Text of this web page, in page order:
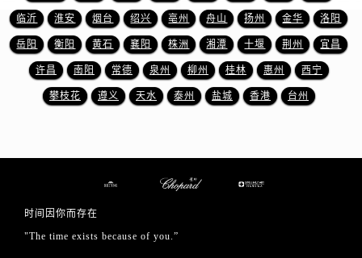
山东省莱芜市文化南路8号银座商城名表维修一楼名表维修萧邦售后服务中心（需提前预约）
山东省临沂市兰山区解放路萧邦售后服务中心（需提前预约）
山东省日照市东港区烟台路萧邦售后服务中心（需提前预约）
山东省泰安市泰山区财源街道泰山大街萧邦售后服务中心（需提前预约）
山东省威海市环翠区新威海路89号振华商厦一楼名表维修萧邦售后服务中心（需提前预约）
临沂 淮安 烟台 绍兴 亳州 舟山 扬州 金华 洛阳
岳阳 衡阳 黄石 襄阳 株洲 湘潭 十堰 荆州 宜昌
许昌 南阳 常德 泉州 柳州 桂林 惠州 西宁
攀枝花 遵义 天水 泰州 盐城 香港 台州
时间因你而存在
"The time exists because of you.”